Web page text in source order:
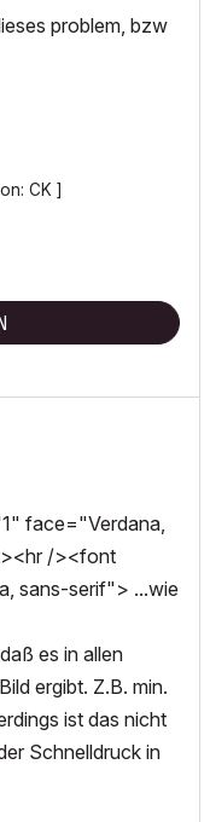
problem, bzw
CK ]
face="Verdana,
/><font
sans-serif"> ...wie
es in allen
ergibt. Z.B. min.
ist das nicht
Schnelldruck in